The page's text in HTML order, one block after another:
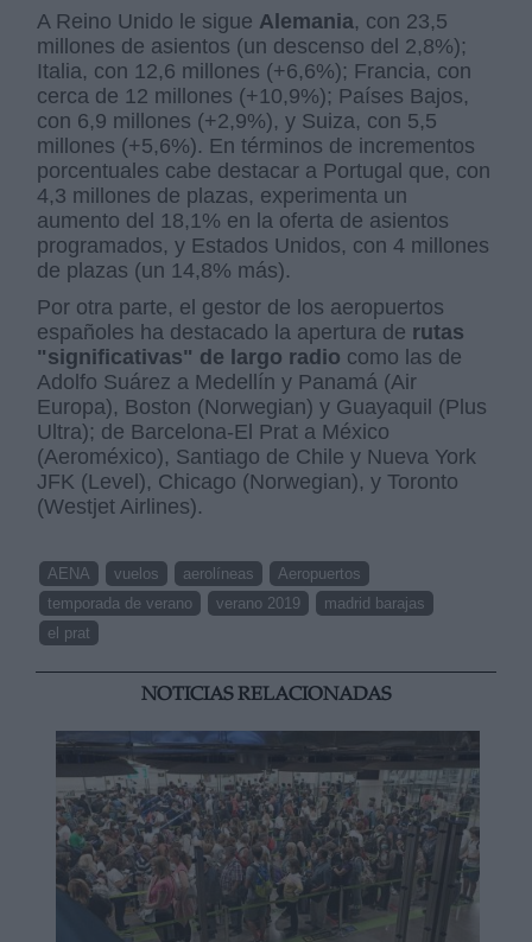
A Reino Unido le sigue Alemania, con 23,5
millones de asientos (un descenso del 2,8%);
Italia, con 12,6 millones (+6,6%); Francia, con
cerca de 12 millones (+10,9%); Países Bajos,
con 6,9 millones (+2,9%), y Suiza, con 5,5
millones (+5,6%). En términos de incrementos
porcentuales cabe destacar a Portugal que, con
4,3 millones de plazas, experimenta un
aumento del 18,1% en la oferta de asientos
programados, y Estados Unidos, con 4 millones
de plazas (un 14,8% más).
Por otra parte, el gestor de los aeropuertos
españoles ha destacado la apertura de rutas
"significativas" de largo radio como las de
Adolfo Suárez a Medellín y Panamá (Air
Europa), Boston (Norwegian) y Guayaquil (Plus
Ultra); de Barcelona-El Prat a México
(Aeroméxico), Santiago de Chile y Nueva York
JFK (Level), Chicago (Norwegian), y Toronto
(Westjet Airlines).
AENA vuelos aerolíneas
Aeropuertos
temporada de verano
verano 2019
madrid barajas
el prat
NOTICIAS RELACIONADAS